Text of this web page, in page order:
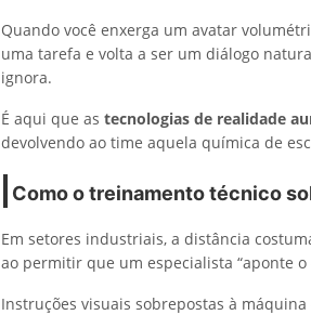
Quando você enxerga um avatar
uma tarefa e volta a ser um diálogo
ignora.
É aqui que as tecnologias de realidade
devolvendo ao time aquela química de
Como o treinamento técnico
Em setores industriais, a distância
ao permitir que um especialista “aponte
Instruções visuais sobrepostas à